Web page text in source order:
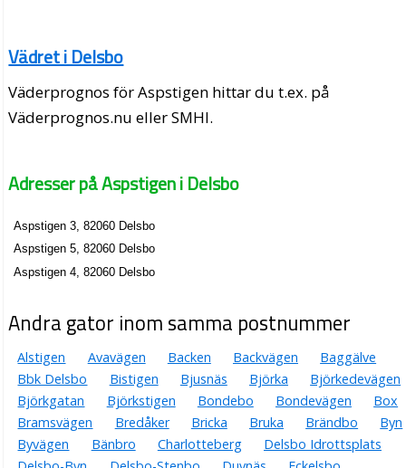
Vädret i Delsbo
Väderprognos för Aspstigen hittar du t.ex. på
Väderprognos.nu eller SMHI.
Adresser på Aspstigen i Delsbo
Aspstigen 3, 82060 Delsbo
Aspstigen 5, 82060 Delsbo
Aspstigen 4, 82060 Delsbo
Andra gator inom samma postnummer
Alstigen Avavägen Backen Backvägen
Baggälve
Bbk Delsbo
Bistigen Bjusnäs Björka
Björkedevägen
Björkgatan
Björkstigen Bondebo Bondevägen
Box
Bramsvägen
Bredåker Bricka Bruka Brändbo
Byn
Byvägen
Bänbro Charlotteberg
Delsbo Idrottsplats